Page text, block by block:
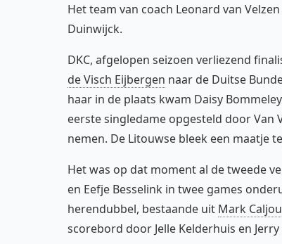
Het team van coach Leonard van
Duinwijck.
DKC, afgelopen seizoen verliezend
de Visch Eijbergen naar de Duitse
haar in de plaats kwam Daisy
eerste singledame opgesteld door Van
nemen. De Litouwse bleek een maatje
Het was op dat moment al de tweede
en Eefje Besselink in twee games
herendubbel, bestaande uit Mark
scorebord door Jelle Kelderhuis en